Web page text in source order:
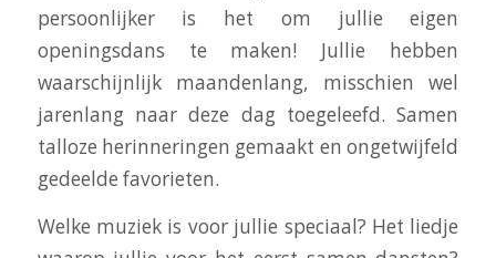
persoonlijker is het om jullie eigen
openingsdans te maken! Jullie hebben
waarschijnlijk maandenlang, misschien wel
jarenlang naar deze dag toegeleefd. Samen
talloze herinneringen gemaakt en ongetwijfeld
gedeelde favorieten.
Welke muziek is voor jullie speciaal? Het liedje